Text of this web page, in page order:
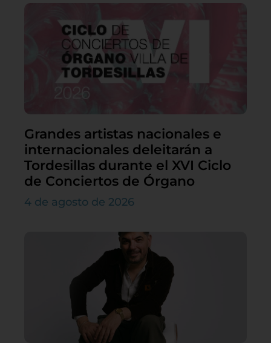
Grandes artistas nacionales e
internacionales deleitarán a
Tordesillas durante el XVI Ciclo
de Conciertos de Órgano
4 de agosto de 2026